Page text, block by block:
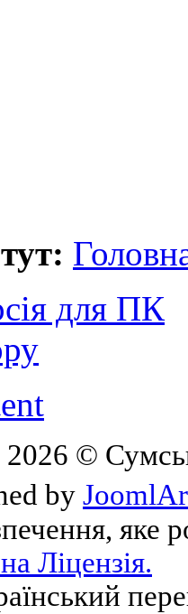
для ПК
2026 ©
by
яке
Ліцензія.